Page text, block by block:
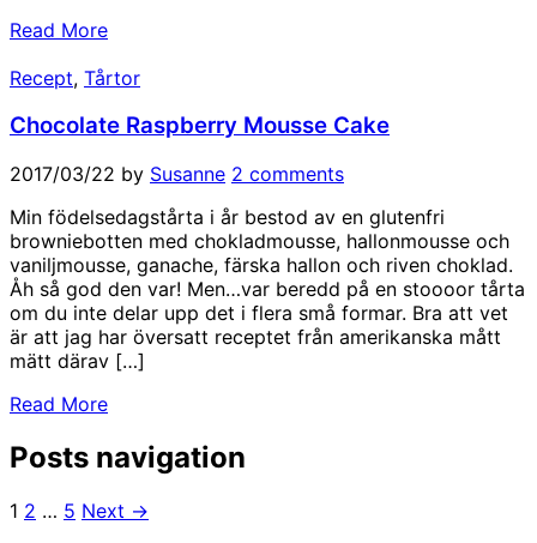
Read More
Recept, Tårtor
Chocolate Raspberry Mousse Cake
2017/03/22 by Susanne 2 comments
Min födelsedagstårta i år bestod av en glutenfri
browniebotten med chokladmousse, hallonmousse och
vaniljmousse, ganache, färska hallon och riven choklad.
Åh så god den var! Men…var beredd på en stoooor tårta
om du inte delar upp det i flera små formar. Bra att vet
är att jag har översatt receptet från amerikanska mått
mätt därav […]
Read More
Posts navigation
1 2 … 5 Next →